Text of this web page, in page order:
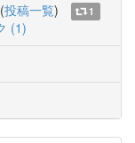
(投稿一覧)
1
(1)